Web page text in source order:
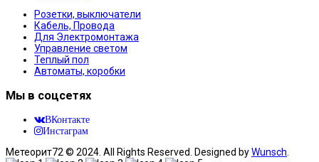
Розетки, выключатели
Кабель, Провода
Для Электромонтажа
Управление светом
Теплый пол
Автоматы, коробки
Мы в соцсетях
ВКонтакте
Инстаграм
Метеорит72 © 2024. All Rights Reserved. Designed byWunsch